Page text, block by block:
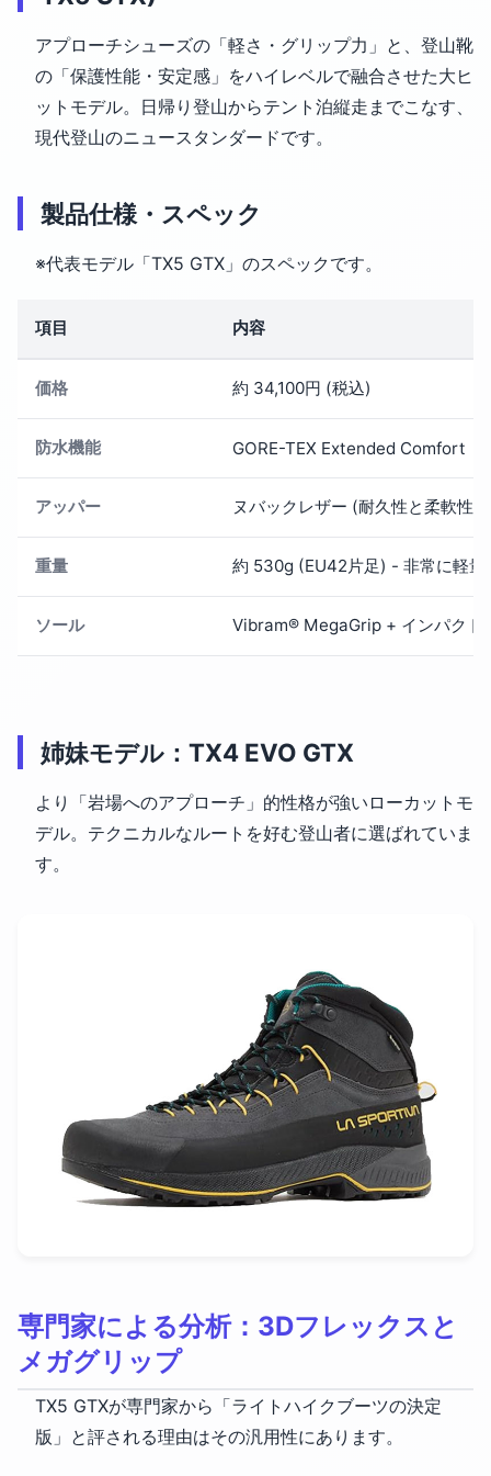
アプローチシューズの「軽さ・グリップ力」と、登山靴
の「保護性能・安定感」をハイレベルで融合させた大ヒ
ットモデル。日帰り登山からテント泊縦走までこなす、
現代登山のニュースタンダードです。
製品仕様・スペック
※代表モデル「TX5 GTX」のスペックです。
項目 内容
価格 約 34,100円 (税込)
防水機能 GORE-TEX Extended Comfort
アッパー ヌバックレザー (耐久性と柔軟性)
重量 約 530g (EU42片足) - 非常に軽量
ソール Vibram® MegaGrip + インパクト
姉妹モデル：TX4 EVO GTX
より「岩場へのアプローチ」的性格が強いローカットモ
デル。テクニカルなルートを好む登山者に選ばれていま
す。
専門家による分析：3Dフレックスと
メガグリップ
TX5 GTXが専門家から「ライトハイクブーツの決定
版」と評される理由はその汎用性にあります。